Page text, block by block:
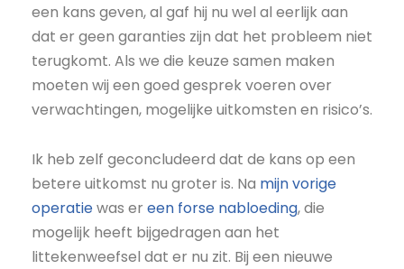
een kans geven, al gaf hij nu wel al eerlijk aan
dat er geen garanties zijn dat het probleem niet
terugkomt. Als we die keuze samen maken
moeten wij een goed gesprek voeren over
verwachtingen, mogelijke uitkomsten en risico’s.
Ik heb zelf geconcludeerd dat de kans op een
betere uitkomst nu groter is. Na mijn vorige
operatiewas er een forse nabloeding, die
mogelijk heeft bijgedragen aan het
littekenweefsel dat er nu zit. Bij een nieuwe